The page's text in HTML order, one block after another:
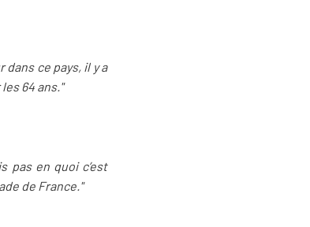
dans ce pays, il y a
64 ans."
pas en quoi c’est
de France."